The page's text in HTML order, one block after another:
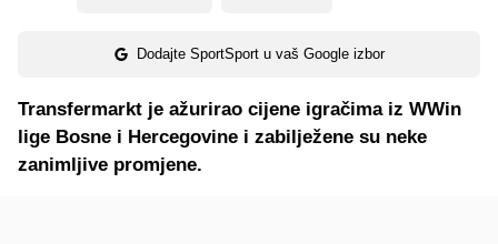
Dodajte SportSport u vaš Google izbor
Transfermarkt je ažurirao cijene igračima iz WWin
lige Bosne i Hercegovine i zabilježene su neke
zanimljive promjene.